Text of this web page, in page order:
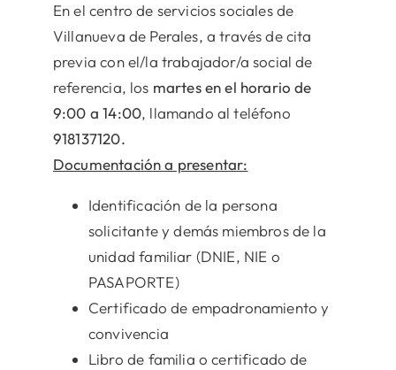
En el centro de servicios sociales de
Villanueva de Perales, a través de cita
previa con el/la trabajador/a social de
referencia, los martes en el horario de
9:00 a 14:00, llamando al teléfono
918137120.
Documentación a presentar:
Identificación de la persona
solicitante y demás miembros de la
unidad familiar (DNIE, NIE o
PASAPORTE)
Certificado de empadronamiento y
convivencia
Libro de familia o certificado de